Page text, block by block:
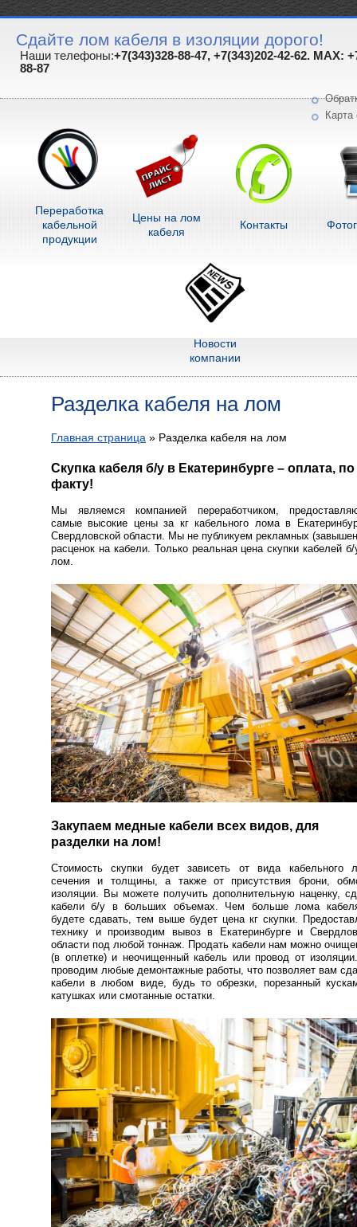
Сдайте лом кабеля в изоляции дорого!
Наши телефоны:+7(343)328-88-47, +7(343)202-42-62. MAX:
88-87
Карта
Переработка
кабельной
продукции
Цены на лом
кабеля
Контакты
Новости
компании
Разделка кабеля на лом
Главная страница » Разделка кабеля на лом
Скупка кабеля б/у в Екатеринбурге – оплата, по
факту!
Мы являемся компанией переработчиком,
самые высокие цены за кг кабельного лома в
Свердловской области. Мы не публикуем рекламных
расценок на кабели. Только реальная цена скупки кабелей б/
лом.
Закупаем медные кабели всех видов, для
разделки на лом!
Стоимость скупки будет зависеть от вида кабельного
сечения и толщины, а также от присутствия брони,
изоляции. Вы можете получить дополнительную наценку,
кабели б/у в больших объемах. Чем больше лома
будете сдавать, тем выше будет цена кг скупки.
технику и производим вывоз в Екатеринбурге и
области под любой тоннаж. Продать кабели нам можно
(в оплетке) и неочищенный кабель или провод от
проводим любые демонтажные работы, что позволяет вам
кабели в любом виде, будь то обрезки, порезанный
катушках или смотанные остатки.